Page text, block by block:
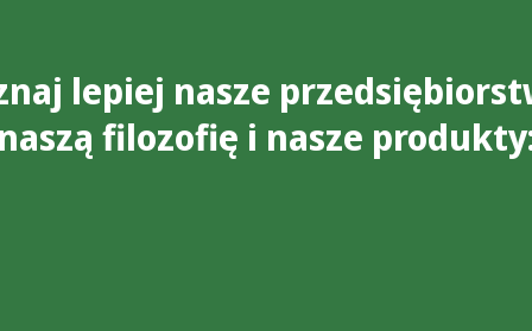
lepiej nasze
filozofię i nasze